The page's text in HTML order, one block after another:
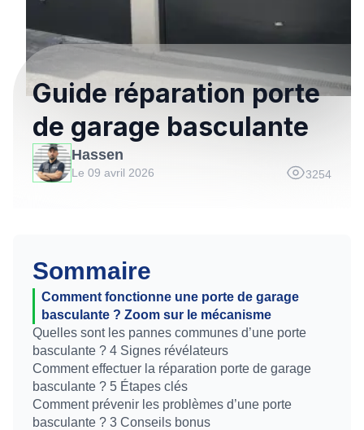
Guide réparation porte
de garage basculante
Hassen
Le 09 avril 2026 3254
Sommaire
Comment fonctionne une porte de garage
basculante ? Zoom sur le mécanisme
Quelles sont les pannes communes d’une porte
basculante ? 4 Signes révélateurs
Comment effectuer la réparation porte de garage
basculante ? 5 Étapes clés
Comment prévenir les problèmes d’une porte
basculante ? 3 Conseils bonus